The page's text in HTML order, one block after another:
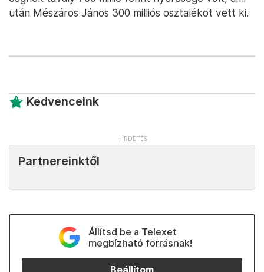
után Mészáros János 300 milliós osztalékot vett ki.
Kedvenceink
Partnereinktől
Állítsd be a Telexet
megbízható forrásnak!
Beállítom